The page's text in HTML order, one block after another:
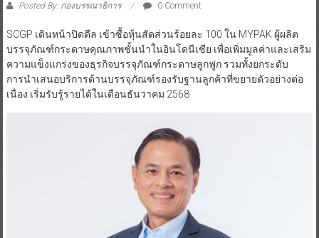
Posted By: กองบรรณาธิการ 0 Comment
SCGP เดินหน้าปิดดีล เข้าซื้อหุ้นสัดส่วนร้อยละ 100 ใน MYPAK ผู้ผลิต
บรรจุภัณฑ์กระดาษคุณภาพชั้นนำในอินโดนีเซีย เพื่อเพิ่มมูลค่าและเสริม
ความแข็งแกร่งของธุรกิจบรรจุภัณฑ์กระดาษลูกฟูก รวมทั้งยกระดับ
การนำเสนอบริการด้านบรรจุภัณฑ์รองรับฐานลูกค้าที่ขยายตัวอย่างต่อ
เนื่อง เริ่มรับรู้รายได้ในเดือนธันวาคม 2568